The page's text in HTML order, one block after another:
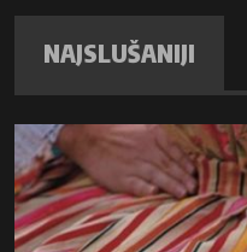
NAJSLUŠANIJI